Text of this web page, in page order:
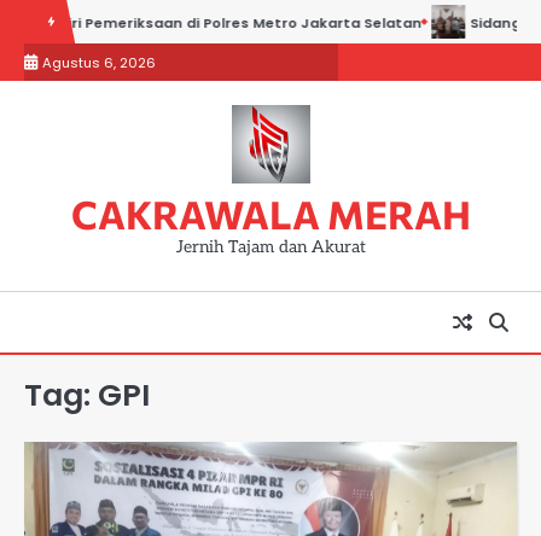
content
Hadiri Pemeriksaan di Polres Metro Jakarta Selatan Sidang Kadin
Agustus 6, 2026
CAKRAWALA MERAH
Jernih Tajam dan Akurat
Tag: GPI